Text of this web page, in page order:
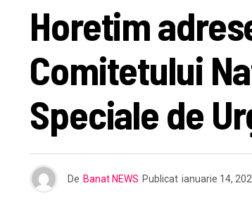
Horetim
Comitetului
Speciale de
De Banat NEWS Publicat ianuarie 14,